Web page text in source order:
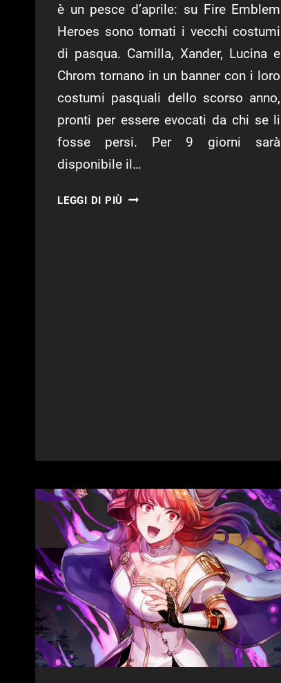
è un pesce d’aprile: su Fire Emblem
Heroes sono tornati i vecchi costumi
di pasqua. Camilla, Xander, Lucina e
Chrom tornano in un banner con i loro
costumi pasquali dello scorso anno,
pronti per essere evocati da chi se li
fosse persi. Per 9 giorni sarà
disponibile il…
LEGGI DI PIÙ FIRE